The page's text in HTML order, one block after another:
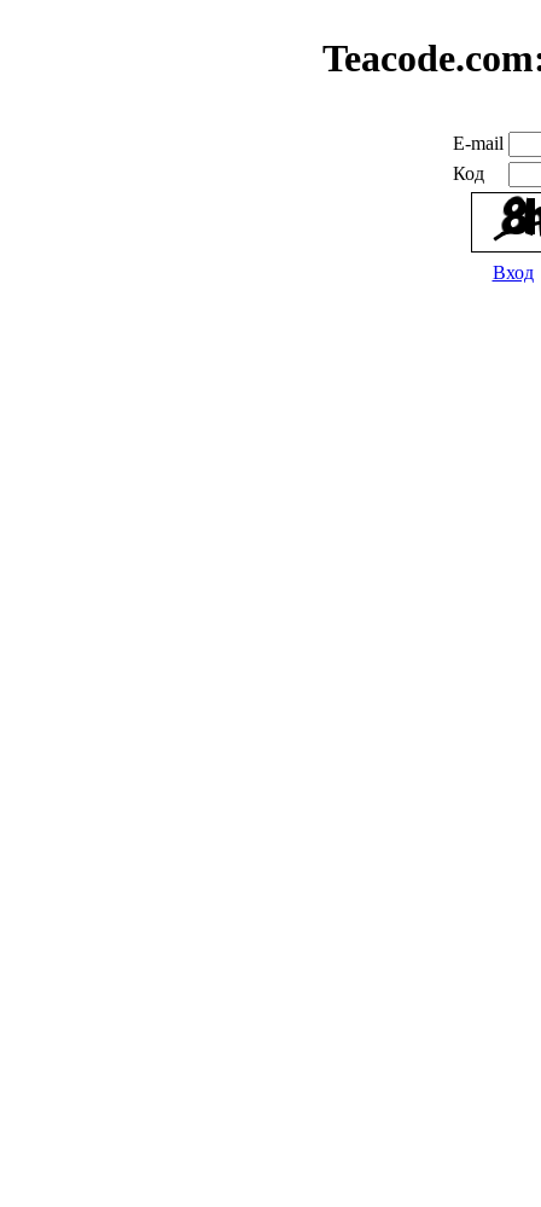
E-mail
Код
Вход